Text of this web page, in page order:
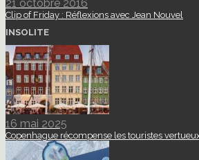
21 octobre 2016
Clip of Friday : Réflexions avec Jean Nouvel
INSOLITE
16 mai 2025
Copenhague récompense les touristes